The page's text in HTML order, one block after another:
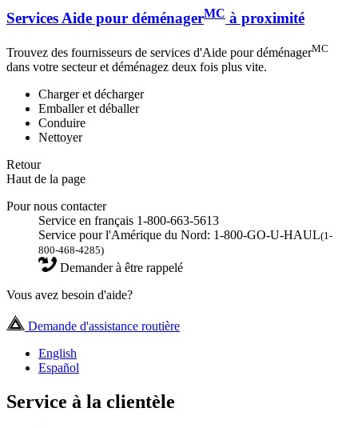
Services Aide pour déménagerMC à proximité
Trouvez des fournisseurs de services d'Aide pour déménagerMC
dans votre secteur et déménagez deux fois plus vite.
Charger et décharger
Emballer et déballer
Conduire
Nettoyer
Retour
Haut de la page
Pour nous contacter
Service en français 1-800-663-5613
Service pour l'Amérique du Nord: 1-800-GO-U-HAUL(1-
800-468-4285)
Demander à être rappelé
Vous avez besoin d'aide?
Demande d'assistance routière
English
Español
Service à la clientèle